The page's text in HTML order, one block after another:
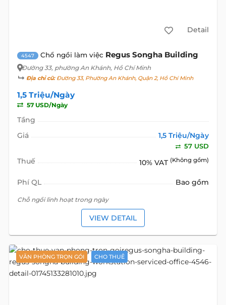
Detail
4547 Chổ ngồi làm việc Regus Songha Building
Đường 33, phường An Khánh, Hồ Chí Minh
Địa chỉ cũ:Đường 33, Phường An Khánh, Quận 2, Hồ Chí Minh
1,5 Triệu/Ngày
57 USD/Ngày
Tầng
Giá
1,5 Triệu/Ngày
57 USD
Thuế 10% VAT (Không gồm)
Phí QL Bao gồm
Chỗ ngồi linh hoạt trong ngày
VIEW DETAIL
VĂN PHÒNG TRỌN GÓI CHO THUÊ